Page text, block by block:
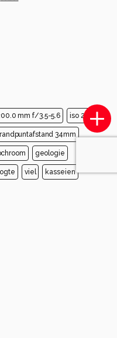
mm f/3.5-5.6 iso 200
34mm
geologie
viel kasseien